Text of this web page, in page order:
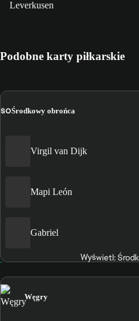
Leverkusen
Podobne karty piłkarskie
ŚOŚrodkowy obrońca
Virgil van Dijk
Mapi León
Gabriel
Wyświetl:
Węgry